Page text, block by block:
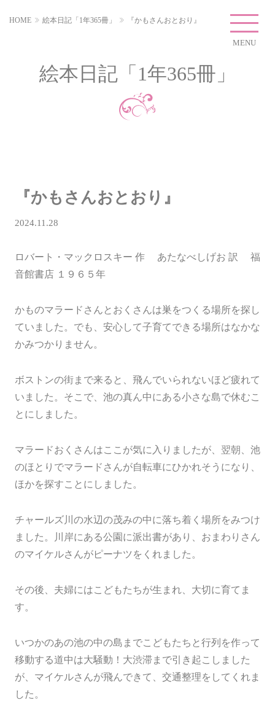
MENU
HOME 絵本日記「1年365冊」 『かもさんおとおり』
絵本日記「1年365冊」
『かもさんおとおり』
2024.11.28
ロバート・マックロスキー 作 あたなべしげお 訳 福
音館書店 １９６５年
かものマラードさんとおくさんは巣をつくる場所を探し
ていました。でも、安心して子育てできる場所はなかな
かみつかりません。
ボストンの街まで来ると、飛んでいられないほど疲れて
いました。そこで、池の真ん中にある小さな島で休むこ
とにしました。
マラードおくさんはここが気に入りましたが、翌朝、池
のほとりでマラードさんが自転車にひかれそうになり、
ほかを探すことにしました。
チャールズ川の水辺の茂みの中に落ち着く場所をみつけ
ました。川岸にある公園に派出書があり、おまわりさん
のマイケルさんがピーナツをくれました。
その後、夫婦にはこどもたちが生まれ、大切に育てま
す。
いつかのあの池の中の島までこどもたちと行列を作って
移動する道中は大騒動！大渋滞まで引き起こしました
が、マイケルさんが飛んできて、交通整理をしてくれま
した。